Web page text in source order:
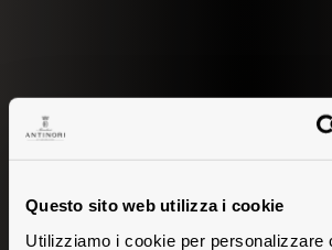
Questo sito web utilizza i cookie
Utilizziamo i cookie per personalizzare